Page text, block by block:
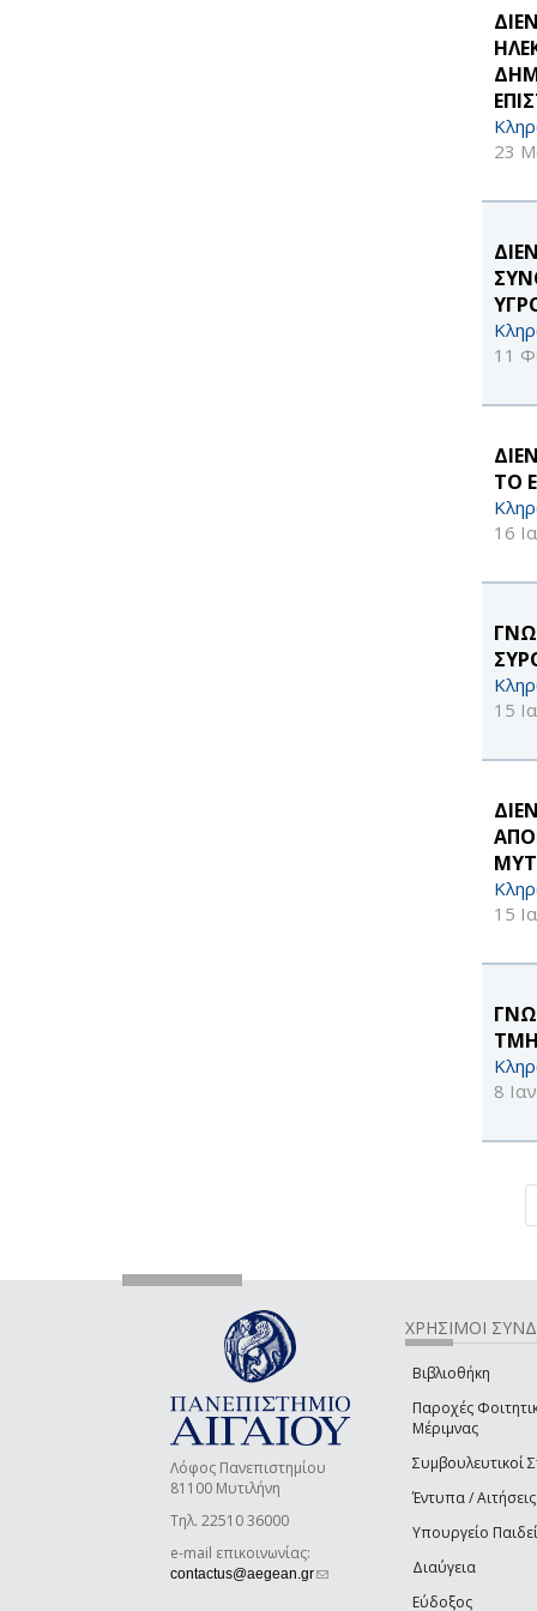
23
11
ΤΟ
16
15
15
8
Λόφος Πανεπιστημίου
81100 Μυτιλήνη
Τηλ. 22510 36000
e-mail επικοινωνίας:
contactus@aegean.gr(link sends e-mail)
ΧΡΗΣΙΜΟΙ
Βιβλιοθήκη
Παροχές
Μέριμνας
Συμβουλευτικοί
Έντυπα / Αιτήσεις
Υπουργείο
Διαύγεια
Εύδοξος